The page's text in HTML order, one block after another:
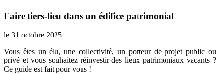
Faire tiers-lieu dans un édifice patrimonial
le 31 octobre 2025.
Vous êtes un élu, une collectivité, un porteur de projet public ou
privé et vous souhaitez réinvestir des lieux patrimoniaux vacants ?
Ce guide est fait pour vous !